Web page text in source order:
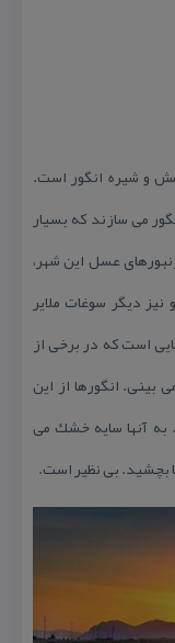
و شیره انگور است.
می سازند كه بسیار
عسل این شهر،
دیگر سوغات ملایر
است كه در برخی از
انگورها از این
آنها سایه خشك می
بچشید. بی نظیر است.